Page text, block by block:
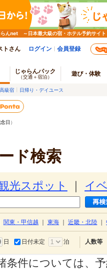
んnet ～日本最大級の宿・ホテル予約サイト
トさん ログイン 会員登録
じゃらんパック
（交通＋宿泊） 遊び・体験
高級宿 日帰り・デイユース
日 ）
ド検索
光スポット イ
関東・甲信越 東海 近畿・北陸
日 日付未定 泊 人数等
条件については、